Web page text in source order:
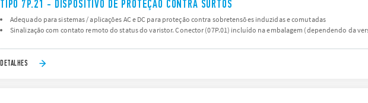
TIPO 7P.21 - DISPOSITIVO DE PROTEÇÃO CONTRA SURTOS
Adequado para sistemas / aplicações AC e DC para proteção contra sobretensões induzidas e comutadas
Sinalização com contato remoto do status do varistor. Conector (07P.01) incluído na embalagem (dependendo da
DETALHES